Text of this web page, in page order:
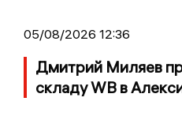
05/08/2026 12:36
Дмитрий Миляев
складу WB в